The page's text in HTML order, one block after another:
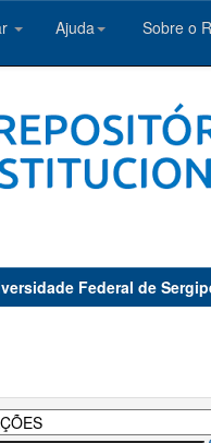
Ajuda Sobre o
Federal de